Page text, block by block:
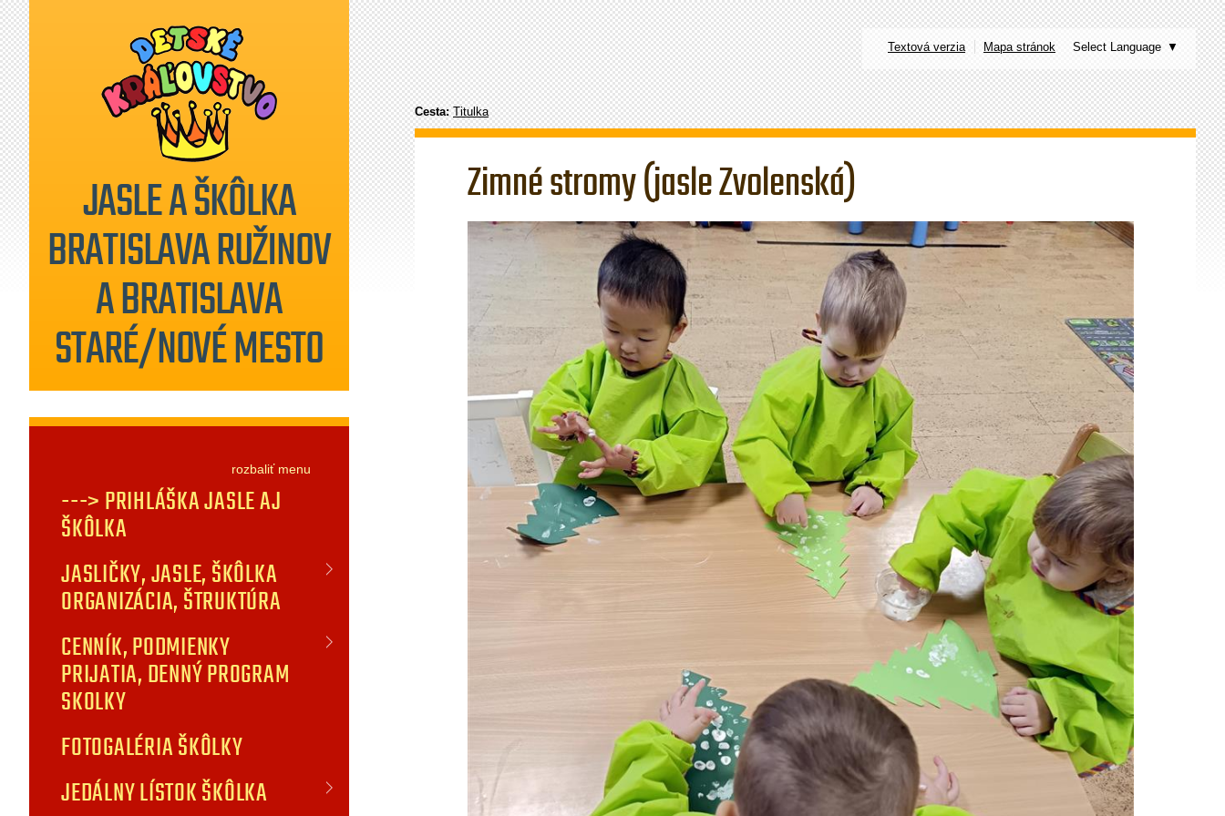
Textová verzia Mapa stránok Select Language ▼
JASLE A ŠKÔLKA
BRATISLAVA RUŽINOV
A BRATISLAVA
STARÉ/NOVÉ MESTO
Cesta:Titulka
Zimné stromy (jasle Zvolenská)
rozbaliťmenu
---> PRIHLÁŠKA JASLE AJ
ŠKÔLKA
JASLIČKY, JASLE, ŠKÔLKA
ORGANIZÁCIA, ŠTRUKTÚRA
CENNÍK, PODMIENKY
PRIJATIA, DENNÝ PROGRAM
SKOLKY
FOTOGALÉRIA ŠKÔLKY
JEDÁLNY LÍSTOK ŠKÔLKA